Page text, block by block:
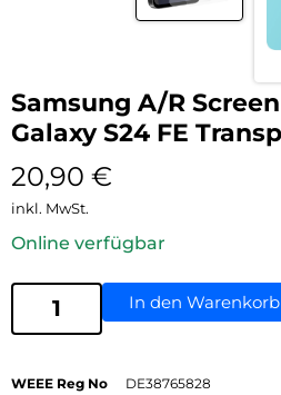
Samsung A/R
Galaxy S24 FE
20,90 €
inkl. MwSt.
Online verfügbar
In den Warenkorb
WEEE Reg No
DE38765828